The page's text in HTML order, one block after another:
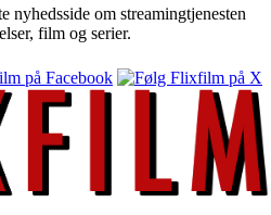
nyhedsside om streamingtjenesten
film og serier.